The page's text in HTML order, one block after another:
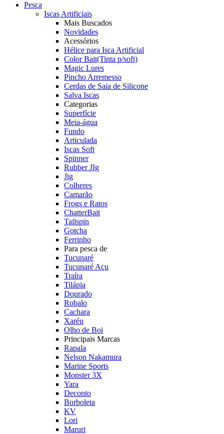
Pesca
Iscas Artificiais
Mais Buscados
Novidades
Acessórios
Hélice para Isca Artificial
Color Bait(Tinta p/soft)
Magic Lures
Pincho Arremesso
Cerdas de Saia de Silicone
Salva Iscas
Categorias
Superfície
Meia-água
Fundo
Articulada
Iscas Soft
Spinner
Rubber JIg
Jig
Colheres
Camarão
Frogs e Ratos
ChatterBait
Tailspin
Gotcha
Ferrinho
Para pesca de
Tucunaré
Tucunaré Açu
Traíra
Tilápia
Dourado
Robalo
Cachara
Xaréu
Olho de Boi
Principais Marcas
Rapala
Nelson Nakamura
Marine Sports
Monster 3X
Yara
Deconto
Borboleta
KV
Lori
Maruri